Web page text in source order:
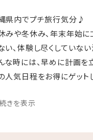
県内でプチ旅行気分♪
みや冬休み、年末年始に
い、体験し尽くしていな
な時には、早めに計画を
人気日程をお得にゲット
ンのご案内
ンジ「感謝」滞在中無
きを表示